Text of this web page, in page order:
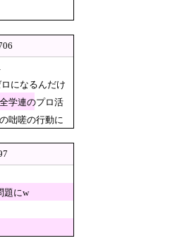
「国際的
難す
』に激
になるんだけ
学連のプロ活
咄嗟の行動に
題にw